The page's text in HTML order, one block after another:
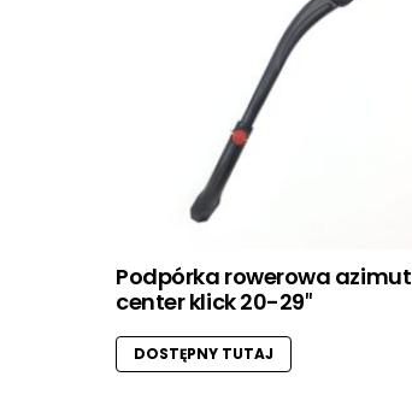
Podpórka rowerowa azimut
center klick 20-29″
DOSTĘPNY TUTAJ